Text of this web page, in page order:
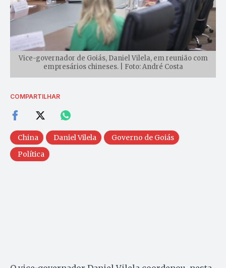
Vice-governador de Goiás, Daniel Vilela, em reunião com
empresários chineses. | Foto: André Costa
COMPARTILHAR
China Daniel Vilela
Governo de Goiás
Política